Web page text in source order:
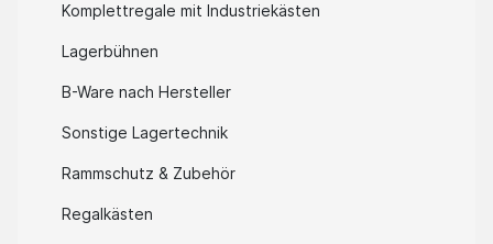
Komplettregale mit Industriekästen
Lagerbühnen
B-Ware nach Hersteller
Sonstige Lagertechnik
Rammschutz & Zubehör
Regalkästen